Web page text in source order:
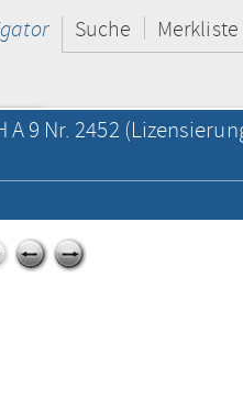
Suche Merkliste
9 Nr. 2452